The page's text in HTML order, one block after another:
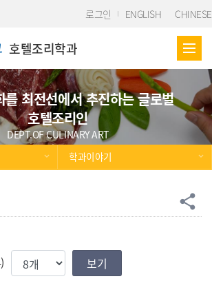
로그인 ENGLISH CHINESE
호텔조리학과
를 최전선에서 추진하는 글로벌
호텔조리인
DEPT.OF CULINARY ART
학과이야기
공
share
한번에 보여질 게시물 갯수